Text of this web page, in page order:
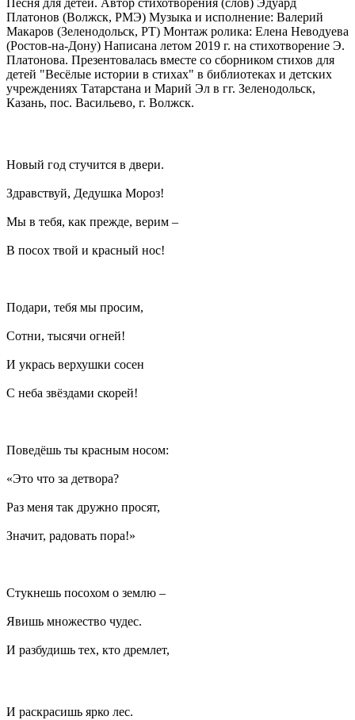
Песня для детей. Автор стихотворения (слов) Эдуард
Платонов (Волжск, РМЭ) Музыка и исполнение: Валерий
Макаров (Зеленодольск, РТ) Монтаж ролика: Елена Неводуева
(Ростов-на-Дону) Написана летом 2019 г. на стихотворение Э.
Платонова. Презентовалась вместе со сборником стихов для
детей "Весёлые истории в стихах" в библиотеках и детских
учреждениях Татарстана и Марий Эл в гг. Зеленодольск,
Казань, пос. Васильево, г. Волжск.
Новый год стучится в двери.
Здравствуй, Дедушка Мороз!
Мы в тебя, как прежде, верим –
В посох твой и красный нос!
Подари, тебя мы просим,
Сотни, тысячи огней!
И укрась верхушки сосен
С неба звёздами скорей!
Поведёшь ты красным носом:
«Это что за детвора?
Раз меня так дружно просят,
Значит, радовать пора!»
Стукнешь посохом о землю –
Явишь множество чудес.
И разбудишь тех, кто дремлет,
И раскрасишь ярко лес.